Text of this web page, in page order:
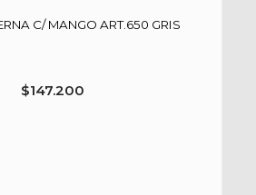
C/ MANGO ART.650 GRIS
$147.200